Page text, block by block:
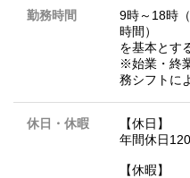
勤務時間
9時～18時
時間）
を基本とす
※始業・終
務シフトに
休日・休暇
【休日】
年間休日
【休暇】